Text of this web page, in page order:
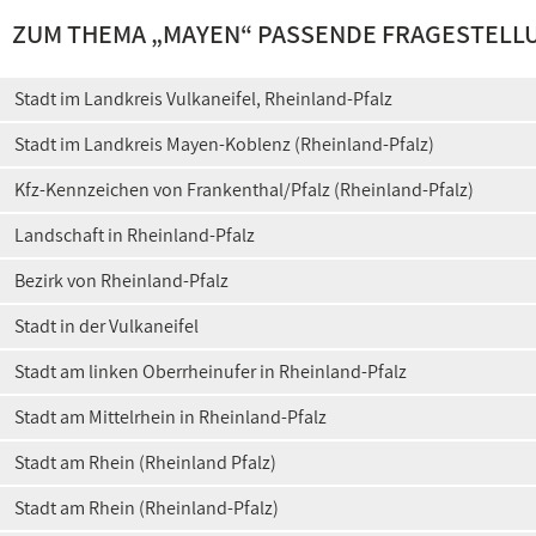
ZUM THEMA „MAYEN“ PASSENDE
Stadt im Landkreis Vulkaneifel, Rheinland-Pfalz
Stadt im Landkreis Mayen-Koblenz (Rheinland-Pfalz)
Kfz-Kennzeichen von Frankenthal/Pfalz (Rheinland-Pfalz)
Landschaft in Rheinland-Pfalz
Bezirk von Rheinland-Pfalz
Stadt in der Vulkaneifel
Stadt am linken Oberrheinufer in Rheinland-Pfalz
Stadt am Mittelrhein in Rheinland-Pfalz
Stadt am Rhein (Rheinland Pfalz)
Stadt am Rhein (Rheinland-Pfalz)